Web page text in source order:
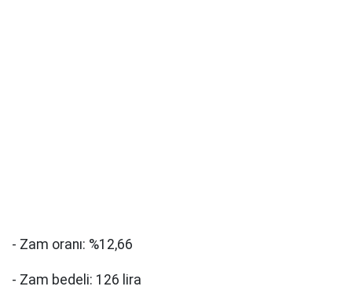
- Zam oranı: %12,66
- Zam bedeli: 126 lira